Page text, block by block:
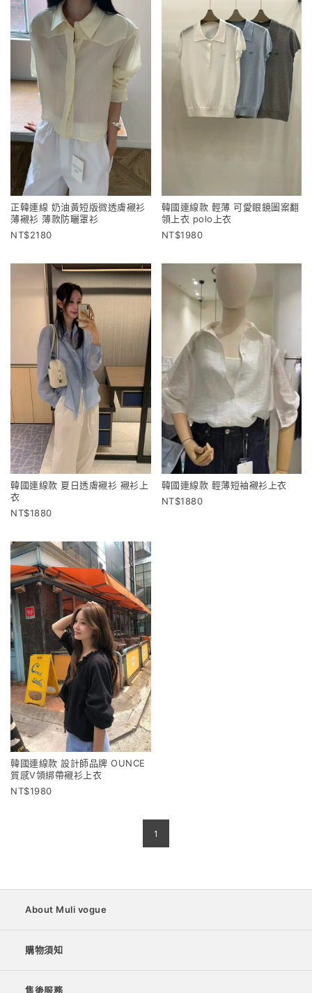
正韓連線 奶油黃短版微透膚襯衫
薄襯衫 薄款防曬罩衫
2180
韓國連線款 輕薄 可愛眼鏡圖案翻
領上衣 polo上衣
1980
韓國連線款 夏日透膚襯衫 襯衫上
衣
1880
韓國連線款 輕薄短袖襯衫上衣
1880
韓國連線款 設計師品牌 OUNCE
質感V領綁帶襯衫上衣
1980
1
About Muli vogue
購物須知
售後服務